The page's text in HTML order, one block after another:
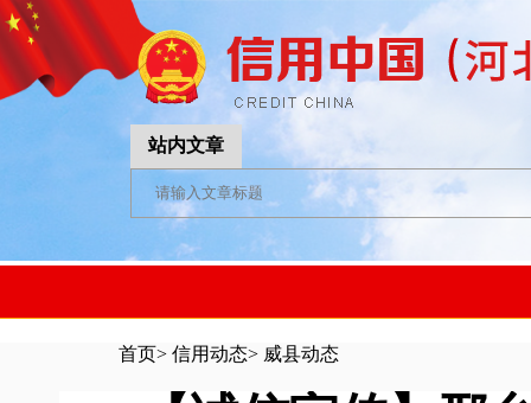
站内文章
首页> 信用动态> 威县动态